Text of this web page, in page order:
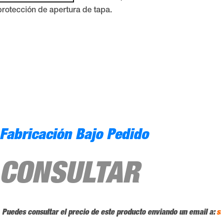
de apertura de tapa.
Fabricación Bajo Pedido
CONSULTAR
Puedes consultar el precio de este producto enviando un email a: